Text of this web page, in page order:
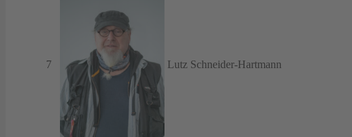
7 Lutz Schneider-Hartmann